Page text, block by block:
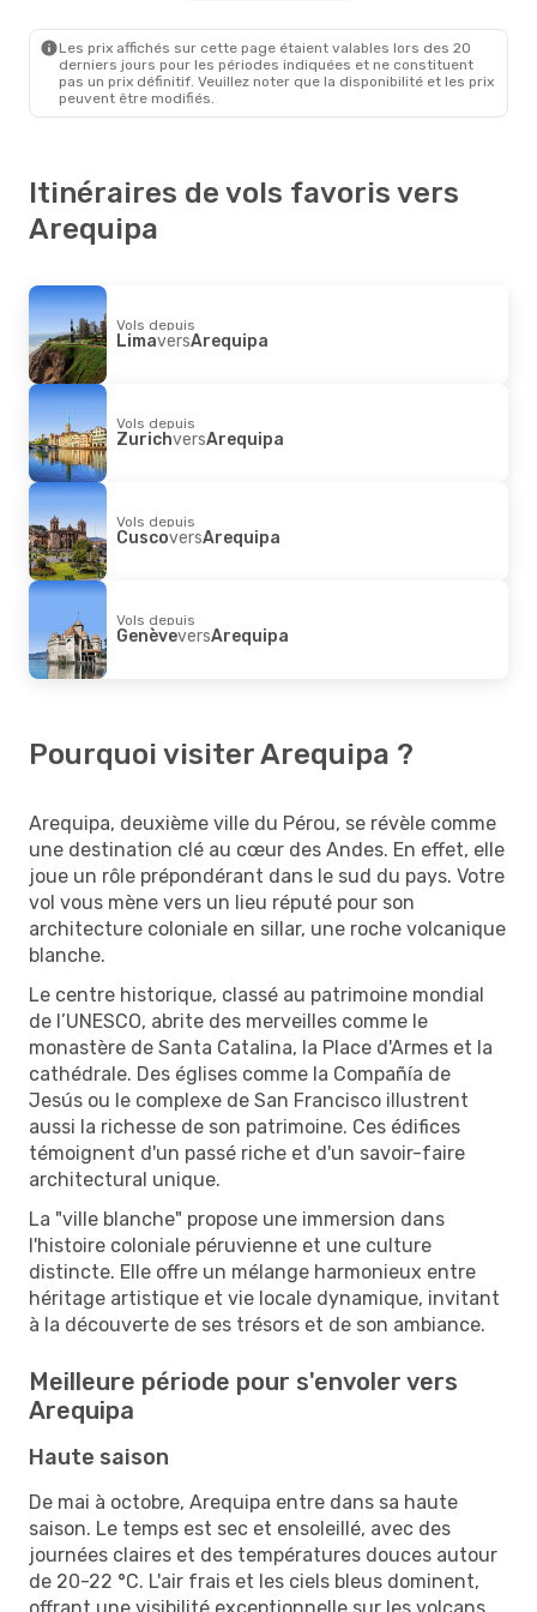
Les prix affichés sur cette page étaient valables lors des 20
derniers jours pour les périodes indiquées et ne constituent
pas un prix définitif. Veuillez noter que la disponibilité et les prix
peuvent être modifiés.
Itinéraires de vols favoris vers
Arequipa
Vols depuis
LimaversArequipa
Vols depuis
ZurichversArequipa
Vols depuis
CuscoversArequipa
Vols depuis
GenèveversArequipa
Pourquoi visiter Arequipa ?
Arequipa, deuxième ville du Pérou, se révèle comme
une destination clé au cœur des Andes. En effet, elle
joue un rôle prépondérant dans le sud du pays. Votre
vol vous mène vers un lieu réputé pour son
architecture coloniale en sillar, une roche volcanique
blanche.
Le centre historique, classé au patrimoine mondial
de l’UNESCO, abrite des merveilles comme le
monastère de Santa Catalina, la Place d'Armes et la
cathédrale. Des églises comme la Compañía de
Jesús ou le complexe de San Francisco illustrent
aussi la richesse de son patrimoine. Ces édifices
témoignent d'un passé riche et d'un savoir-faire
architectural unique.
La "ville blanche" propose une immersion dans
l'histoire coloniale péruvienne et une culture
distincte. Elle offre un mélange harmonieux entre
héritage artistique et vie locale dynamique, invitant
à la découverte de ses trésors et de son ambiance.
Meilleure période pour s'envoler vers
Arequipa
Haute saison
De mai à octobre, Arequipa entre dans sa haute
saison. Le temps est sec et ensoleillé, avec des
journées claires et des températures douces autour
de 20-22 °C. L'air frais et les ciels bleus dominent,